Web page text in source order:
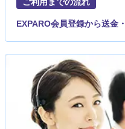
EXPARO会員登録から送金